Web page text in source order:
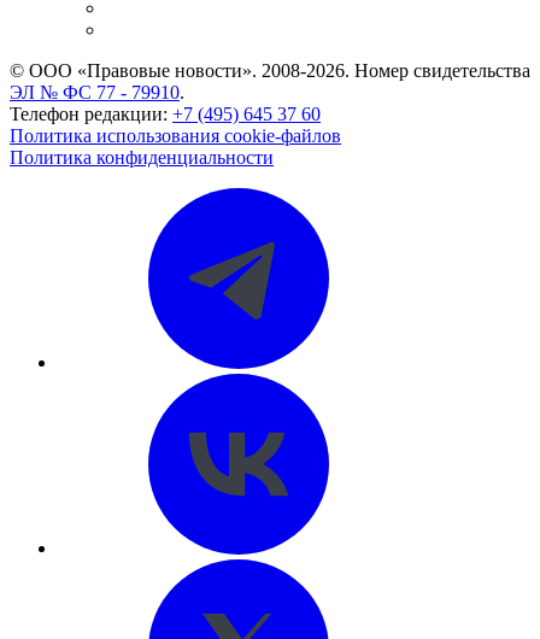
© ООО «Правовые новости». 2008-2026. Номер свидетельства
ЭЛ № ФС 77 - 79910.
Телефон редакции: +7 (495) 645 37 60
Политика использования cookie-файлов
Политика конфиденциальности